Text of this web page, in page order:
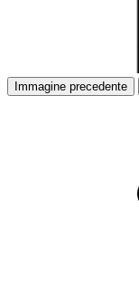
Immagine precedente